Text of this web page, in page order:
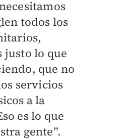
todos los
justo lo que
que no
servicios
a la
es lo que
gente”.